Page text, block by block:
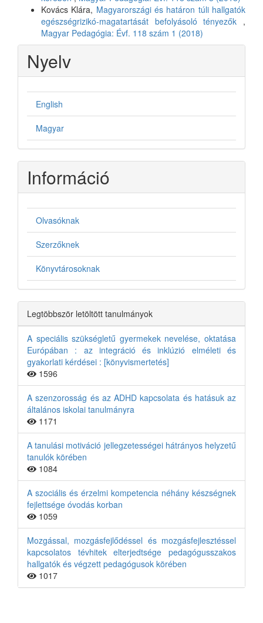
Kovács Klára, Magyarországi és határon túli hallgatók
egészségrizikó-magatartását befolyásoló tényezők ,
Magyar Pedagógia: Évf. 118 szám 1 (2018)
Nyelv
English
Magyar
Információ
Olvasóknak
Szerzőknek
Könyvtárosoknak
Legtöbbször letöltött tanulmányok
A speciális szükségletű gyermekek nevelése, oktatása
Európában : az integráció és inklúzió elméleti és
gyakorlati kérdései : [könyvismertetés]
1596
A szenzorosság és az ADHD kapcsolata és hatásuk az
általános iskolai tanulmányra
1171
A tanulási motiváció jellegzetességei hátrányos helyzetű
tanulók körében
1084
A szociális és érzelmi kompetencia néhány készségnek
fejlettsége óvodás korban
1059
Mozgással, mozgásfejlődéssel és mozgásfejlesztéssel
kapcsolatos tévhitek elterjedtsége pedagógusszakos
hallgatók és végzett pedagógusok körében
1017